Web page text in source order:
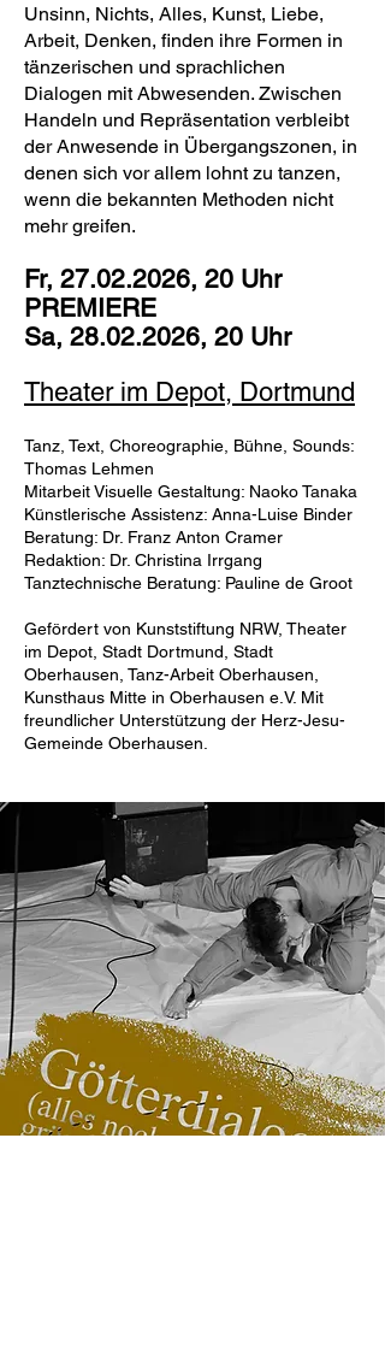
Unsinn, Nichts, Alles, Kunst, Liebe,
Arbeit, Denken, finden ihre Formen in
tänzerischen und sprachlichen
Dialogen mit Abwesenden. Zwischen
Handeln und Repräsentation verbleibt
der Anwesende in Übergangszonen, in
denen sich vor allem lohnt zu tanzen,
wenn die bekannten Methoden nicht
mehr greifen.
Fr, 27.02.2026, 20 Uhr
PREMIERE
Sa, 28.02.2026, 20 Uhr
Theater im Depot, Dortmund
Tanz, Text, Choreographie, Bühne, Sounds:
Thomas Lehmen
Mitarbeit Visuelle Gestaltung: Naoko Tanaka
Künstlerische Assistenz: Anna-Luise Binder
Beratung: Dr. Franz Anton Cramer
Redaktion: Dr. Christina Irrgang
Tanztechnische Beratung: Pauline de Groot
Gefördert von Kunststiftung NRW, Theater
im Depot, Stadt Dortmund, Stadt
Oberhausen, Tanz-Arbeit Oberhausen,
Kunsthaus Mitte in Oberhausen e.V. Mit
freundlicher Unterstützung der Herz-Jesu-
Gemeinde Oberhausen.